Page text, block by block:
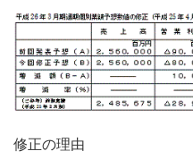
修正の理由